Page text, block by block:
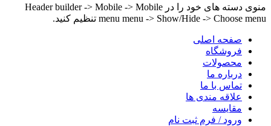
منوی دسته های خود را در Header builder -> Mobile -> Mobile
menu menu -> Show/Hide -> Choose menu تنظیم کنید.
صفحه اصلی
فروشگاه
محصولات
درباره ما
تماس با ما
علاقه مندی ها
مقایسه
ورود / فرم ثبت نام